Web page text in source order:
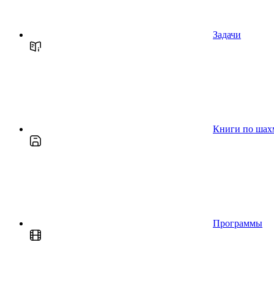
Задачи
Книги по
Программы